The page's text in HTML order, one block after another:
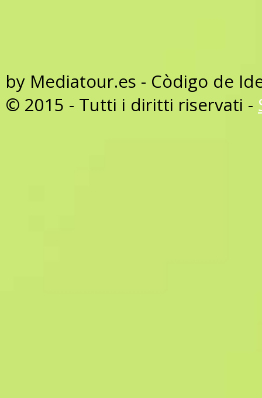
by Mediatour.es - Còdigo de
© 2015 - Tutti i diritti riservati -